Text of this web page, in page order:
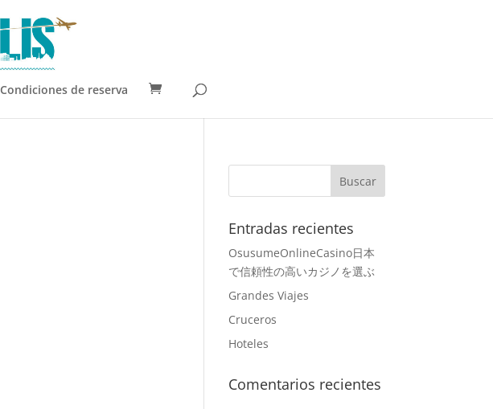
Condiciones de reserva
Entradas recientes
OsusumeOnlineCasino日本
で信頼性の高いカジノを選ぶ
Grandes Viajes
Cruceros
Hoteles
Comentarios recientes